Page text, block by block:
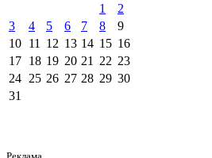
1
2
3
4 5 6 7 8
9
10 11 12 13 14 15 16
17 18 19 20 21 22 23
24 25 26 27 28 29 30
31